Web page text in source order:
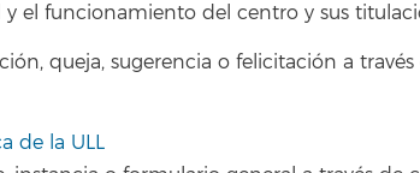
el funcionamiento del centro y sus
queja, sugerencia o felicitación a
de la ULL